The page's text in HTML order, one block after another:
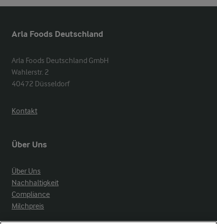
Arla Foods Deutschland
Arla Foods Deutschland GmbH
Wahlerstr. 2
40472 Düsseldorf
Kontakt
Über Uns
Über Uns
Nachhaltigkeit
Compliance
Milchpreis